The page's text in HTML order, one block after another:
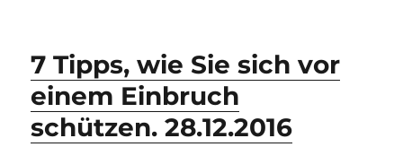
7 Tipps, wie Sie sich vor
einem Einbruch
schützen. 28.12.2016